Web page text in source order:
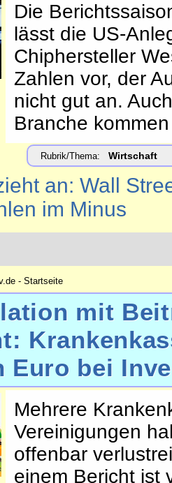
Die
lässt die US-
Chiphersteller
Zahlen vor, der
nicht gut an.
Branche
Rubrik/Thema: Wirtschaft
an: Wall
im Minus
- Startseite
mit
Euro bei
Mehrere
Vereinigungen
offenbar
einem Bericht ist